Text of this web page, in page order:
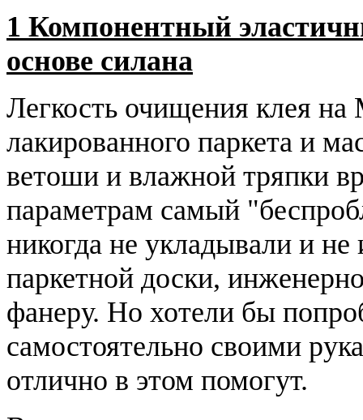
1 Компонентный
основе силана
Легкость очищения клея
лакированного паркета и
ветоши и влажной тряпки
параметрам самый
никогда не укладывали и
паркетной доски,
фанеру. Но хотели бы
самостоятельно своими
отлично в этом помогут.